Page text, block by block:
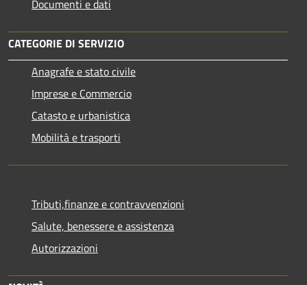
Documenti e dati
CATEGORIE DI SERVIZIO
Anagrafe e stato civile
Imprese e Commercio
Catasto e urbanistica
Mobilità e trasporti
Tributi,finanze e contravvenzioni
Salute, benessere e assistenza
Autorizzazioni